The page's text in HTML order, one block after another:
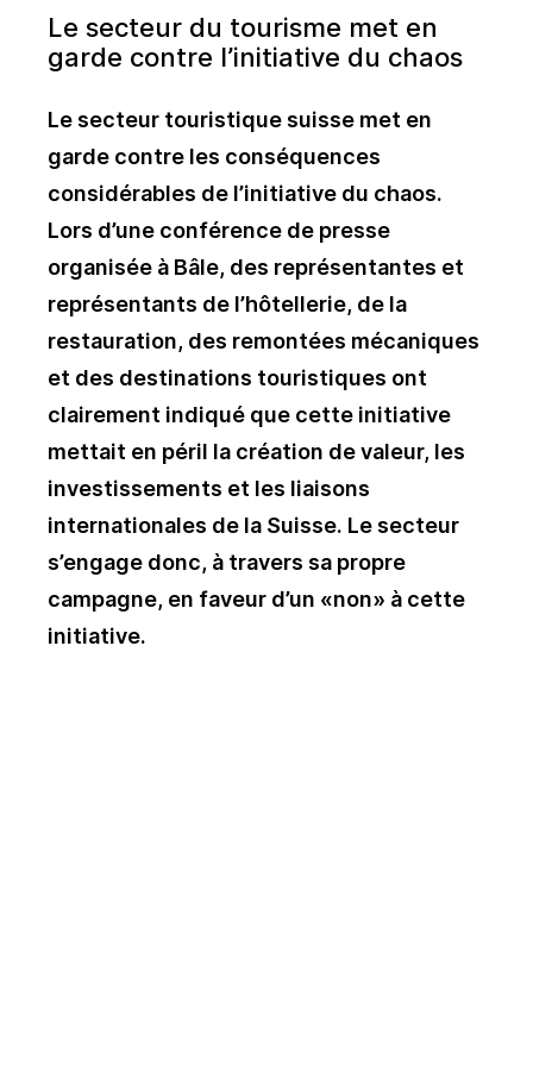
Le secteur du tourisme met en
garde contre l’initiative du chaos
Le secteur touristique suisse met en
garde contre les conséquences
considérables de l’initiative du chaos.
Lors d’une conférence de presse
organisée à Bâle, des représentantes et
représentants de l’hôtellerie, de la
restauration, des remontées mécaniques
et des destinations touristiques ont
clairement indiqué que cette initiative
mettait en péril la création de valeur, les
investissements et les liaisons
internationales de la Suisse. Le secteur
s’engage donc, à travers sa propre
campagne, en faveur d’un «non» à cette
initiative.